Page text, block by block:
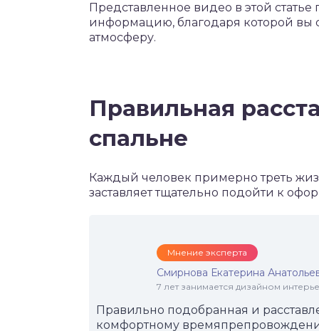
Представленное видео в этой
информацию, благодаря которой вы
атмосферу.
Правильная
спальне
Каждый человек примерно треть
заставляет тщательно подойти к
Мнение эксперта
Смирнова Екатерина
7 лет занимается дизайном
Правильно подобранная и
комфортному